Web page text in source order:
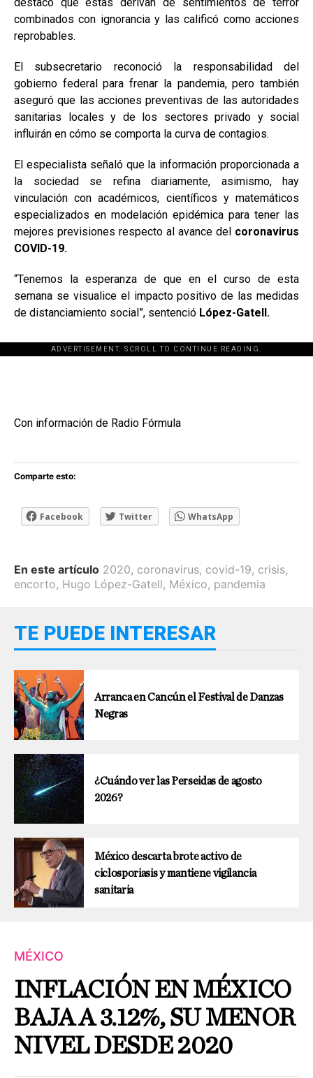
combinados con ignorancia y las calificó como acciones
reprobables.
El subsecretario reconoció la responsabilidad del
gobierno federal para frenar la pandemia, pero también
aseguró que las acciones preventivas de las autoridades
sanitarias locales y de los sectores privado y social
influirán en cómo se comporta la curva de contagios.
El especialista señaló que la información proporcionada a
la sociedad se refina diariamente, asimismo, hay
vinculación con académicos, científicos y matemáticos
especializados en modelación epidémica para tener las
mejores previsiones respecto al avance del coronavirus
COVID-19.
“Tenemos la esperanza de que en el curso de esta
semana se visualice el impacto positivo de las medidas
de distanciamiento social”, sentenció López-Gatell.
ADVERTISEMENT. SCROLL TO CONTINUE READING.
[adsforwp id="243463"]
Con información de Radio Fórmula
Comparte esto:
Facebook Twitter WhatsApp
En este artículo 2020, coronavirus, covid-19, crisis,
encorto, Hugo López-Gatell, México, pandemia
TE PUEDE INTERESAR
Arranca en Cancún el Festival de Danzas
Negras
¿Cuándo ver las Perseidas de agosto
2026?
México descarta brote activo de
ciclosporiasis y mantiene vigilancia
sanitaria
MÉXICO
INFLACIÓN EN MÉXICO
BAJA A 3.12%, SU MENOR
NIVEL DESDE 2020